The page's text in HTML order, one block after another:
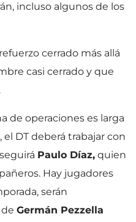
incluso algunos de los
cerrado más allá
casi cerrado y que
de operaciones es larga
DT deberá trabajar con
Paulo Díaz, quien
Hay jugadores
serán
Germán Pezzella